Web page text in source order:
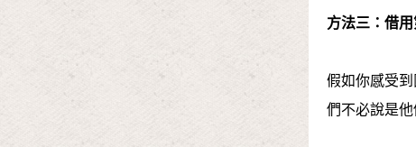
方法三：借
假如你感受
們不必說是